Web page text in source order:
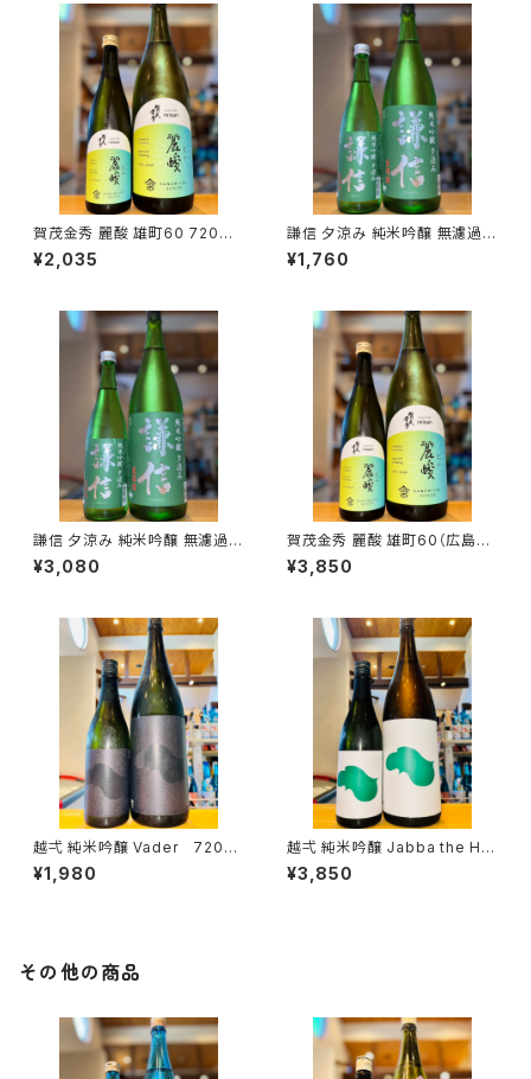
賀茂金秀 麗酸 雄町60 720ml
１本（金光酒造・広島県東広島市
黒瀬町）
¥2,035
謙信 夕涼み 純米吟醸 無濾過生
720ml１本（池田屋酒造・新潟
県糸魚川市新鉄）
¥1,760
謙信 夕涼み 純米吟醸 無濾過生
1800ml１本（池田屋酒造・新潟
県糸魚川市新鉄）
¥3,080
賀茂金秀 麗酸 雄町60（広島限
定）1800ml１本（金光酒造・広
島県東広島市黒瀬町）
¥3,850
越弌 純米吟醸 Vader 720ml
１本（株式会社越後鶴亀・新潟県
新潟市西蒲区竹野町）
¥1,980
越弌 純米吟醸 Jabba the H
1800ml１本（株式会社越後鶴
亀・新潟県新潟市西蒲区竹野
¥3,850
その他の商品